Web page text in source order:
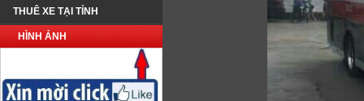
THUÊ XE TẠI TỈNH
HÌNH ẢNH